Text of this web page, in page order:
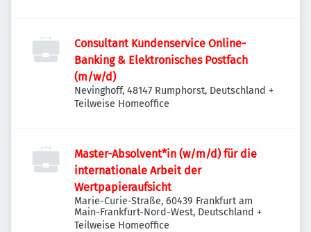
Consultant Kundenservice Online-
Banking & Elektronisches Postfach
(m/w/d)
Nevinghoff, 48147 Rumphorst, Deutschland +
Teilweise Homeoffice
Master-Absolvent*in (w/m/d) für die
internationale Arbeit der
Wertpapieraufsicht
Marie-Curie-Straße, 60439 Frankfurt am
Main-Frankfurt-Nord-West, Deutschland +
Teilweise Homeoffice